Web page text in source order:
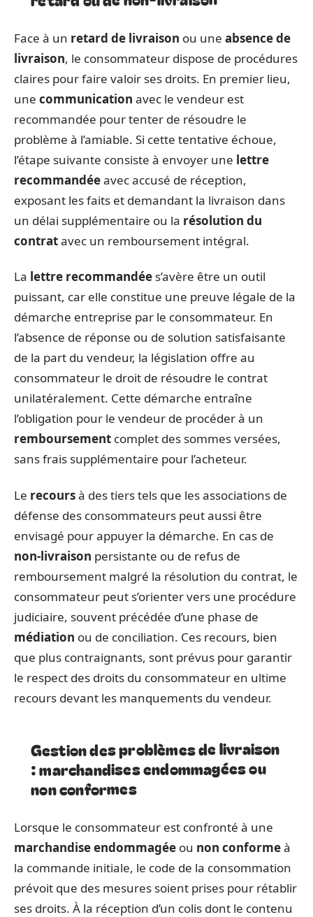
Face à un retard de livraison ou une absence de
livraison, le consommateur dispose de procédures
claires pour faire valoir ses droits. En premier lieu,
une communication avec le vendeur est
recommandée pour tenter de résoudre le
problème à l’amiable. Si cette tentative échoue,
l’étape suivante consiste à envoyer une lettre
recommandéeavec accusé de réception,
exposant les faits et demandant la livraison dans
un délai supplémentaire ou la résolution du
contratavec un remboursement intégral.
La lettre recommandée s’avère être un outil
puissant, car elle constitue une preuve légale de la
démarche entreprise par le consommateur. En
l’absence de réponse ou de solution satisfaisante
de la part du vendeur, la législation offre au
consommateur le droit de résoudre le contrat
unilatéralement. Cette démarche entraîne
l’obligation pour le vendeur de procéder à un
remboursement complet des sommes versées,
sans frais supplémentaire pour l’acheteur.
Le recoursà des tiers tels que les associations de
défense des consommateurs peut aussi être
envisagé pour appuyer la démarche. En cas de
non-livraison persistante ou de refus de
remboursement malgré la résolution du contrat, le
consommateur peut s’orienter vers une procédure
judiciaire, souvent précédée d’une phase de
médiation ou de conciliation. Ces recours, bien
que plus contraignants, sont prévus pour garantir
le respect des droits du consommateur en ultime
recours devant les manquements du vendeur.
Gestion des problèmes de livraison
: marchandises endommagées ou
non conformes
Lorsque le consommateur est confronté à une
marchandise endommagée ou non conformeà
la commande initiale, le code de la consommation
prévoit que des mesures soient prises pour rétablir
ses droits. À la réception d’un colis dont le contenu